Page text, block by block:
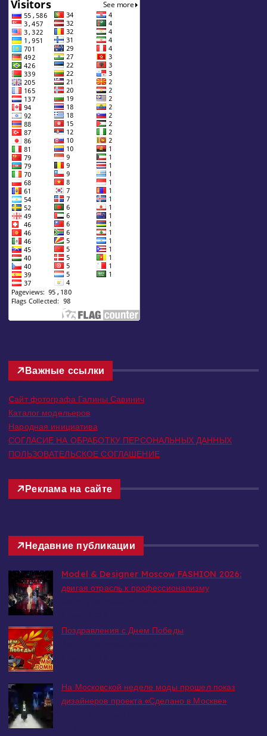
Важные ссылки
Cайт фотографа Галины Савинич
Каталог модельеров
Народная инициатива
СОГЛАСИЕ НА ОБРАБОТКУ ПЕРСОНАЛЬНЫХ ДАННЫХ
ПОЛЬЗОВАТЕЛЬСКОЕ СОГЛАШЕНИЕ
Реклама на сайте
Недавние публикации
Model & Designer Moscow FASHION 2026:
двигая отрасль к профессионализму
Поздравления с Днем Победы
На Московской неделе моды прошел показ
дизайнеров проекта «Сделано в Москве»